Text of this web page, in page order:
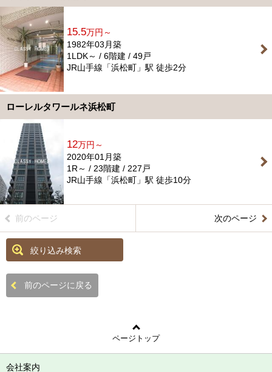
15.5万円～
1982年03月築
1LDK～ / 6階建 / 49戸
JR山手線「浜松町」駅 徒歩2分
ローレルタワールネ浜松町
12万円～
2020年01月築
1R～ / 23階建 / 227戸
JR山手線「浜松町」駅 徒歩10分
前のページ 次のページ
絞り込み検索
前のページに戻る
ページトップ
会社案内